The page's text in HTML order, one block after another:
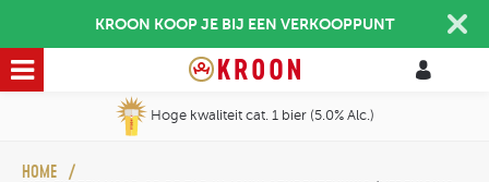
KROON KOOP JE BIJ EEN VERKOOPPUNT
Hoge kwaliteit cat. 1 bier (5.0% Alc.)
HOME